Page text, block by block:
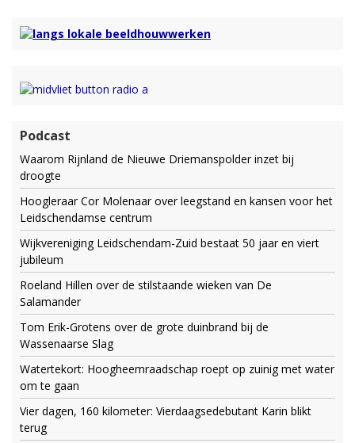
Podcast
Waarom Rijnland de Nieuwe Driemanspolder inzet bij
droogte
Hoogleraar Cor Molenaar over leegstand en kansen voor het
Leidschendamse centrum
Wijkvereniging Leidschendam-Zuid bestaat 50 jaar en viert
jubileum
Roeland Hillen over de stilstaande wieken van De
Salamander
Tom Erik-Grotens over de grote duinbrand bij de
Wassenaarse Slag
Watertekort: Hoogheemraadschap roept op zuinig met water
om te gaan
Vier dagen, 160 kilometer: Vierdaagsedebutant Karin blikt
terug